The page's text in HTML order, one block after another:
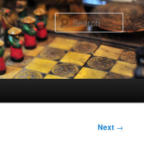
Next →